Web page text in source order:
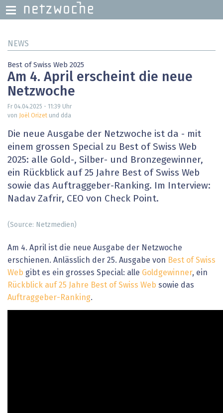
zumNEWS
Best of Swiss Web 2025
Am 4. April erscheint die neue
Netzwoche
Fr 04.04.2025 - 11:39 Uhr
von
Joël Orizet und dda
Die neue Ausgabe der Netzwoche ist da - mit
einem grossen Special zu Best of Swiss Web
2025: alle Gold-, Silber- und Bronzegewinner,
ein Rückblick auf 25 Jahre Best of Swiss Web
sowie das Auftraggeber-Ranking. Im Interview:
Nadav Zafrir, CEO von Check Point.
(Source: Netzmedien)
Am 4. April ist die neue Ausgabe der Netzwoche
erschienen. Anlässlich der 25. Ausgabe von Best of Swiss
Web gibt es ein grosses Special: alle Goldgewinner, ein
Rückblick auf 25 Jahre Best of Swiss Web sowie das
Auftraggeber-Ranking.